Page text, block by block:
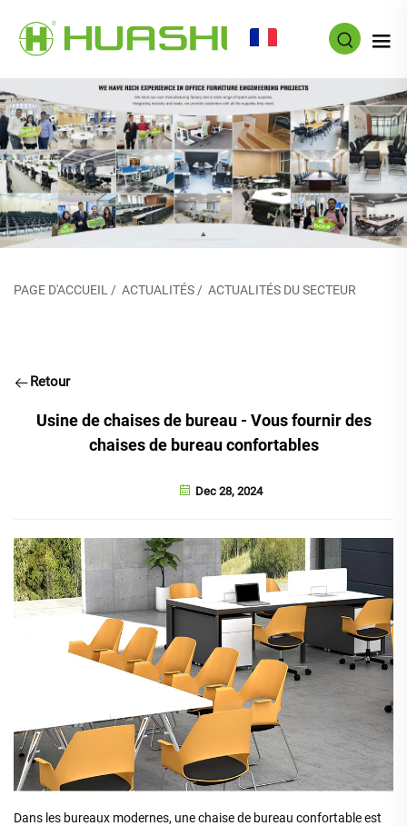
PAGE D'ACCUEIL / ACTUALITÉS / ACTUALITÉS DU SECTEUR
Retour
Usine de chaises de bureau - Vous fournir des
chaises de bureau confortables
Dec 28, 2024
Dans les bureaux modernes, une chaise de bureau confortable est